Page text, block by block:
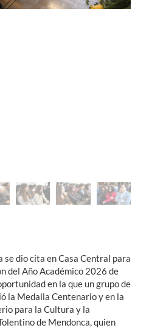
dio cita en Casa Central para
del Año Académico 2026 de
en la que un grupo de
la Medalla Centenario y en la
para la Cultura y la
de Mendonca, quien